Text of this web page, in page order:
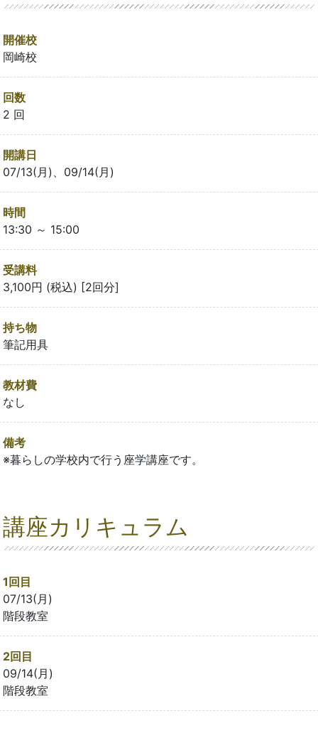
開催校
岡崎校
回数
2 回
開講日
07/13(月)、09/14(月)
時間
13:30 ～ 15:00
受講料
3,100円 (税込) [2回分]
持ち物
筆記用具
教材費
なし
備考
※暮らしの学校内で行う座学講座です。
講座カリキュラム
1回目
07/13(月)
階段教室
2回目
09/14(月)
階段教室